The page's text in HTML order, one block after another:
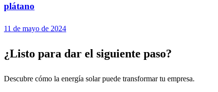
plátano
11 de mayo de 2024
¿Listo para dar el siguiente paso?
Descubre cómo la energía solar puede transformar tu empresa.